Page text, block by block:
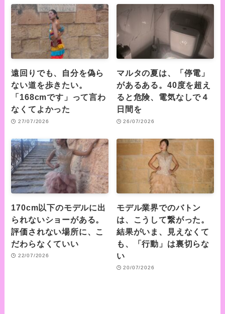
遠回りでも、自分を偽ら
ない道を歩きたい。
「168cmです」って言わ
なくてよかった
27/07/2026
マルタの夏は、「停電」
があるある。40度を超え
ると危険、電気なしで４
日間を
26/07/2026
170cm以下のモデルに出
られないショーがある。
評価されない場所に、こ
だわらなくていい
22/07/2026
モデル業界でのバトン
は、こうして繋がった。
結果がいま、見えなくて
も、「行動」は裏切らな
い
20/07/2026